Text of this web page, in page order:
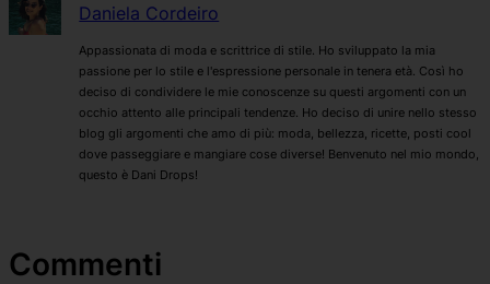
Daniela Cordeiro
Appassionata di moda e scrittrice di stile. Ho sviluppato la mia
passione per lo stile e l'espressione personale in tenera età. Così ho
deciso di condividere le mie conoscenze su questi argomenti con un
occhio attento alle principali tendenze. Ho deciso di unire nello stesso
blog gli argomenti che amo di più: moda, bellezza, ricette, posti cool
dove passeggiare e mangiare cose diverse! Benvenuto nel mio mondo,
questo è Dani Drops!
Commenti